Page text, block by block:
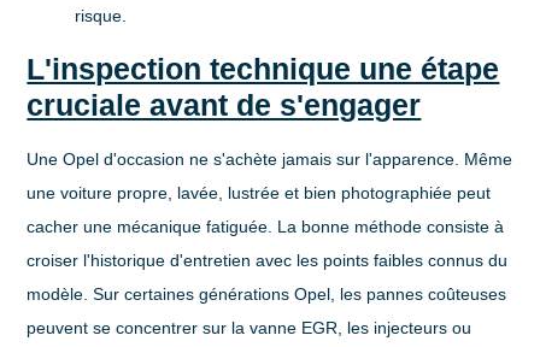
risque.
L'inspection technique une étape
cruciale avant de s'engager
Une Opel d'occasion ne s'achète jamais sur l'apparence. Même
une voiture propre, lavée, lustrée et bien photographiée peut
cacher une mécanique fatiguée. La bonne méthode consiste à
croiser l'historique d'entretien avec les points faibles connus du
modèle. Sur certaines générations Opel, les pannes coûteuses
peuvent se concentrer sur lavanne EGR , les injecteurs ou